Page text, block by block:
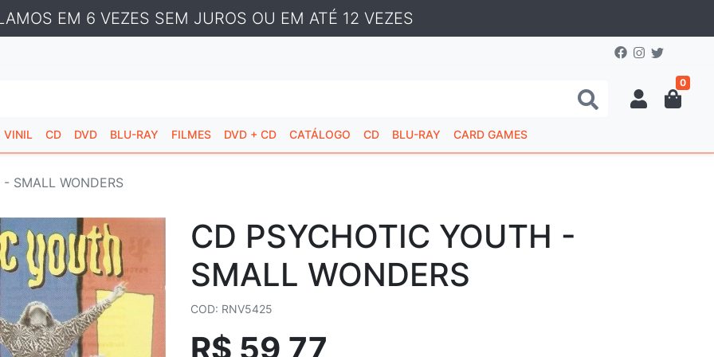
EM 6 VEZES SEM JUROS OU EM ATÉ 12 VEZES
0
VINIL CD DVD BLU-RAY FILMES DVD + CD CATÁLOGO CD BLU-RAY CARD GAMES
SMALL WONDERS
CD PSYCHOTIC YOUTH -
SMALL WONDERS
COD: RNV5425
R$ 59,77